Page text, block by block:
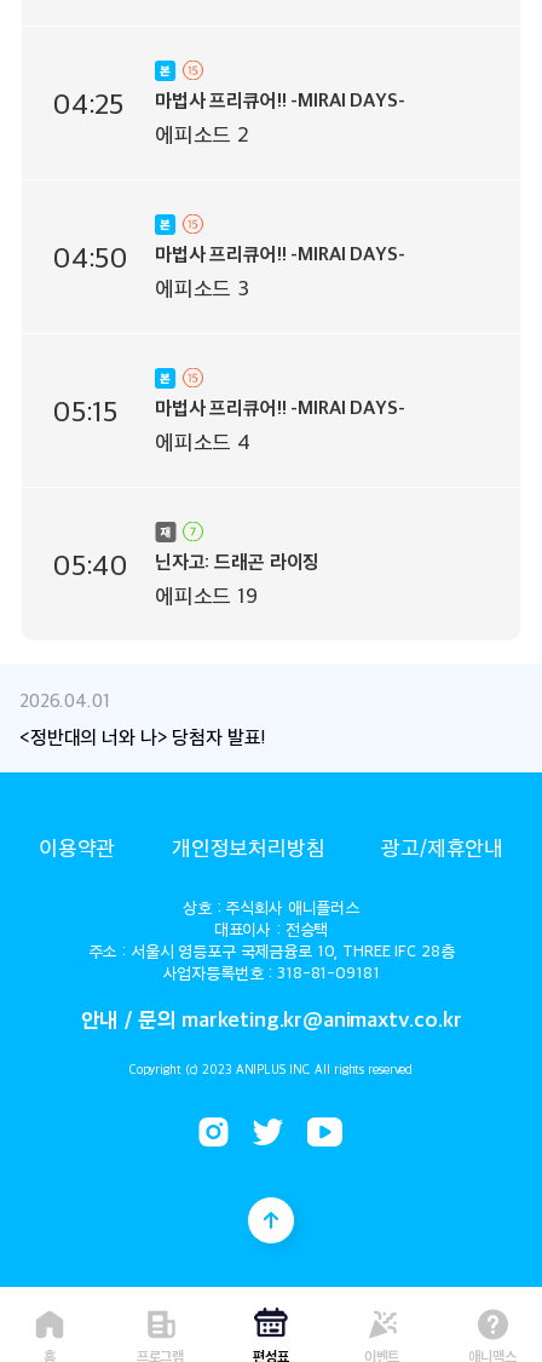
04:25 마법사 프리큐어!! -MIRAI DAYS-
에피소드 2
04:50 마법사 프리큐어!! -MIRAI DAYS-
에피소드 3
05:15 마법사 프리큐어!! -MIRAI DAYS-
에피소드 4
05:40 닌자고: 드래곤 라이징
에피소드 19
홈 프로그램 편성표 이벤트 애니맥스
2026.04.01
<정반대의 너와 나> 당첨자 발표!
ANIMAX이용약관 개인정보처리방침 광고/제휴안내
상호 : 주식회사 애니플러스
대표이사 : 전승택
주소 : 서울시 영등포구 국제금융로 10, THREE IFC 28층
사업자등록번호 : 318-81-09181
안내 / 문의 marketing.kr@animaxtv.co.kr
Copyright (c) 2023 ANIPLUS INC. All rights reserved